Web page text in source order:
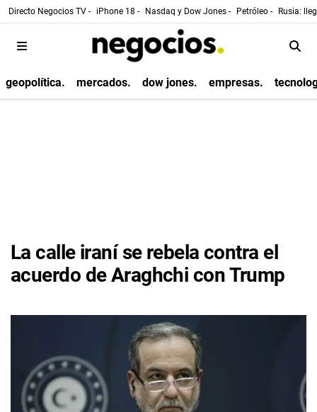
Directo Negocios TV - iPhone 18 - Nasdaq y Dow Jones - Petróleo - Rusia:
geopolítica. mercados. dow jones. empresas.
La calle iraní se rebela contra el
acuerdo de Araghchi con Trump